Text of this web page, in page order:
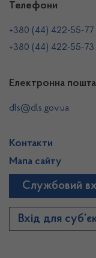
Телефони
+380 (44) 422-55-77
+380 (44) 422-55-73
Електронна пошта
dls@dls.gov.ua
Контакти
Мапа сайту
Службовий
Вхід для